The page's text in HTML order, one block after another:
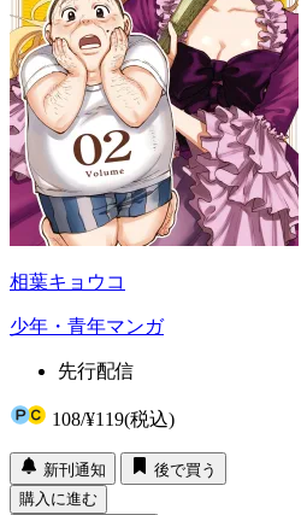
相葉キョウコ
少年・青年マンガ
先行配信
108/¥119(税込)
新刊通知
後で買う
購入に進む